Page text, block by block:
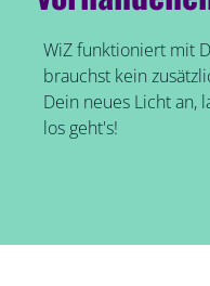
WiZ funktioniert mit
brauchst kein
Dein neues Licht an,
los geht's!